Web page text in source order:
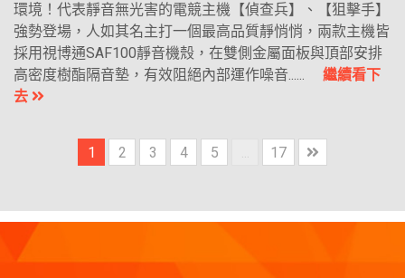
環境！代表靜音無光害的電競主機【偵查兵】、【狙擊手】
強勢登場，人如其名主打一個最高品質靜悄悄，兩款主機皆
採用視博通SAF100靜音機殼，在雙側金屬面板與頂部安排
高密度樹酯隔音墊，有效阻絕內部運作噪音...... 繼續看下
去
1 2 3 4 5 17